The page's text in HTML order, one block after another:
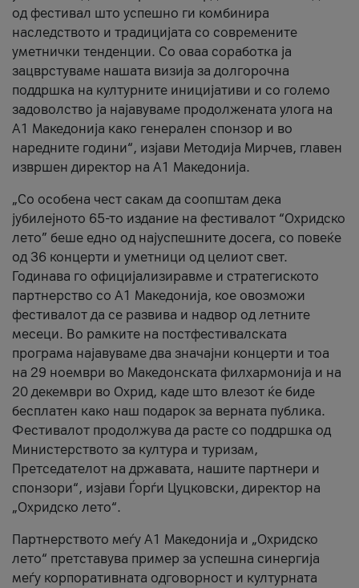
од фестивал што успешно ги комбинира
наследството и традицијата со современите
уметнички тенденции. Со оваа соработка ја
зацврстуваме нашата визија за долгорочна
поддршка на културните иницијативи и со големо
задоволство ја најавуваме продолжената улога на
A1 Македонија како генерален спонзор и во
наредните години“, изјави Методија Мирчев, главен
извршен директор на A1 Македонија.
„Со особена чест сакам да соопштам дека
јубилејното 65-то издание на фестивалот “Охридско
лето” беше едно од најуспешните досега, со повеќе
од 36 концерти и уметници од целиот свет.
Годинава го официјализиравме и стратегиското
партнерство со А1 Македонија, кое овозможи
фестивалот да се развива и надвор од летните
месеци. Во рамките на постфестивалската
програма најавуваме два значајни концерти и тоа
на 29 ноември во Македонската филхармонија и на
20 декември во Охрид, каде што влезот ќе биде
бесплатен како наш подарок за верната публика.
Фестивалот продолжува да расте со поддршка од
Министерството за култура и туризам,
Претседателот на државата, нашите партнери и
спонзори“, изјави Ѓорѓи Цуцковски, директор на
„Охридско лето“.
Партнерството меѓу A1 Македонија и „Охридско
лето“ претставува пример за успешна синергија
меѓу корпоративната одговорност и културната